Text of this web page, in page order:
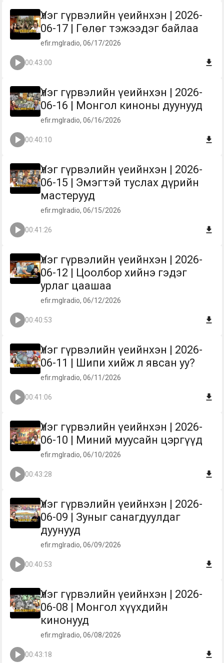
Үлэг гүрвэлийн үеийнхэн | 2026-
06-17 | Гөлөг тэжээдэг байлаа
efir.mglradio, 06/17/2026
00:43:00
Үлэг гүрвэлийн үеийнхэн | 2026-
06-16 | Монгол киноны дуунууд
efir.mglradio, 06/16/2026
00:40:10
Үлэг гүрвэлийн үеийнхэн | 2026-
06-15 | Эмэгтэй туслах дүрийн
мастерууд
efir.mglradio, 06/15/2026
00:41:26
Үлэг гүрвэлийн үеийнхэн | 2026-
06-12 | Цоолбор хийнэ гэдэг
урлаг цаашаа
efir.mglradio, 06/12/2026
00:40:53
Үлэг гүрвэлийн үеийнхэн | 2026-
06-11 | Шипи хийж л явсан уу?
efir.mglradio, 06/11/2026
00:41:06
Үлэг гүрвэлийн үеийнхэн | 2026-
06-10 | Миний муусайн цэргүүд
efir.mglradio, 06/10/2026
00:43:28
Үлэг гүрвэлийн үеийнхэн | 2026-
06-09 | Зуныг санагдуулдаг
дуунууд
efir.mglradio, 06/09/2026
00:40:53
Үлэг гүрвэлийн үеийнхэн | 2026-
06-08 | Монгол хүүхдийн
кинонууд
efir.mglradio, 06/08/2026
00:43:18